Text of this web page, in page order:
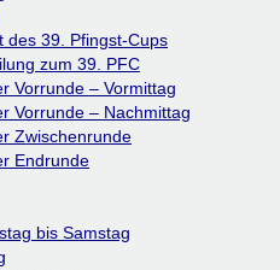
des 39. Pfingst-Cups
zum 39. PFC
Vorrunde – Vormittag
Vorrunde – Nachmittag
Zwischenrunde
Endrunde
bis Samstag